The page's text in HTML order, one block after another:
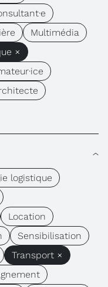
Multimédia
×
logistique
Location
Sensibilisation
Transport ×